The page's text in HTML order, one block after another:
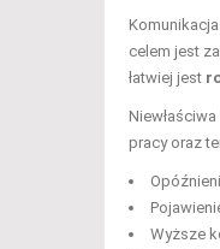
celem jest
łatwiej jest
pracy oraz
Wyższe